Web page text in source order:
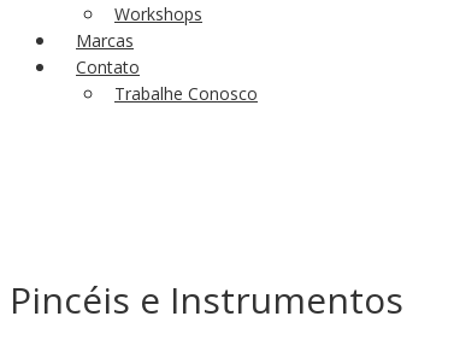
Workshops
Marcas
Contato
Trabalhe Conosco
Pincéis e Instrumentos